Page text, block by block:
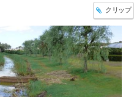
クリップ